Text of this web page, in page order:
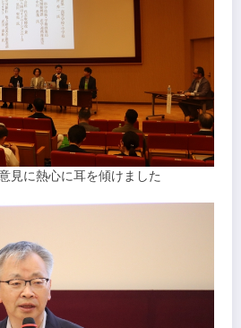
見に熱心に耳を傾けました